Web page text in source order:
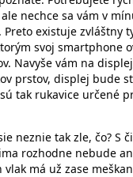
nechce sa vám v
existuje zvláštny
svoj smartphone
Navyše vám na
prstov, displej bude
tak rukavice určené
neznie tak zle, čo? S
rozhodne nebude
má už zase